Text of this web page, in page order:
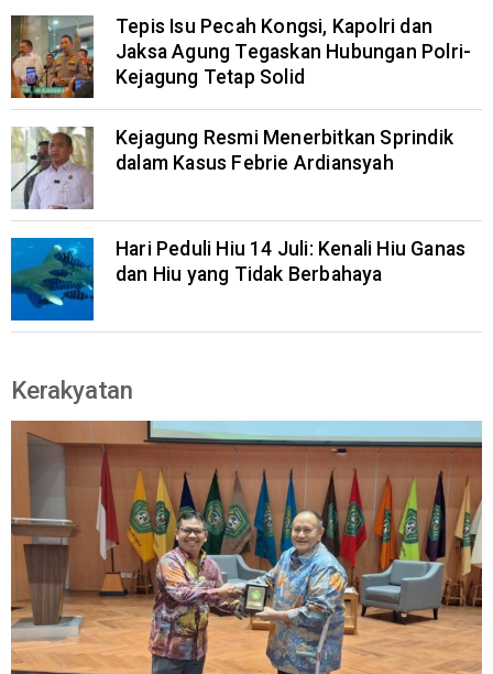
Tepis Isu Pecah Kongsi, Kapolri dan
Jaksa Agung Tegaskan Hubungan Polri-
Kejagung Tetap Solid
Kejagung Resmi Menerbitkan Sprindik
dalam Kasus Febrie Ardiansyah
Hari Peduli Hiu 14 Juli: Kenali Hiu Ganas
dan Hiu yang Tidak Berbahaya
Kerakyatan